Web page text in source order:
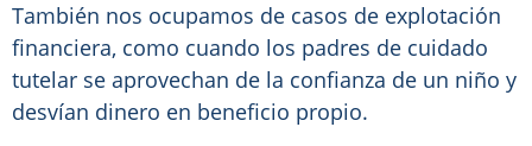
También nos ocupamos de casos de explotación
financiera, como cuando los padres de cuidado
tutelar se aprovechan de la confianza de un niño y
desvían dinero en beneficio propio.